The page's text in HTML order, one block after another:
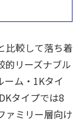
比較して落ち着
的リーズナブル
ーム・1Kタイ
タイプでは8
ァミリー層向け